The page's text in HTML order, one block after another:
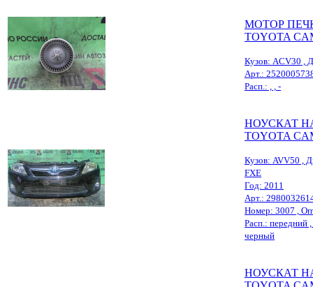
МОТОР
TOYOTA
Кузов: ACV30 ,
Арт.:
Расп.: , , -
НОУСКАТ
TOYOTA
Кузов: AVV50 ,
FXE
Год: 2011
Арт.:
Номер: 3007 ,
Расп.: передний
черный
НОУСКАТ